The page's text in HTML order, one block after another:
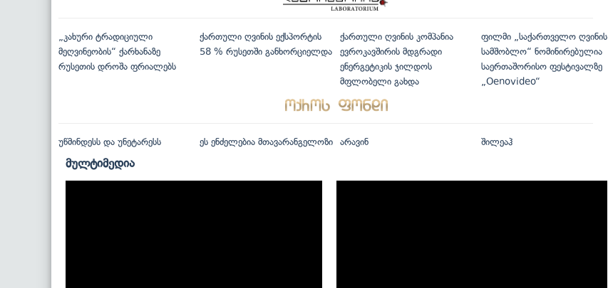
„კახური ტრადიციული
მეღვინეობის“ ქარხანაზე
რუსეთის დროშა ფრიალებს
ქართული ღვინის ექსპორტის
58 % რუსეთში განხორციელდა
ქართული ღვინის კომპანია
ევროკავშირის მდგრადი
ენერგეტიკის ჯილდოს
მფლობელი გახდა
ფილმი „საქართველო ღვინის
სამშობლო“ ნომინირებულია
საერთაშორისო ფესტივალზე
„Oenovideo“
უწმინდესს და უნეტარესს ეს ენძელებია მთავარანგელოზი არავინ შილეაჰ
მულტიმედია